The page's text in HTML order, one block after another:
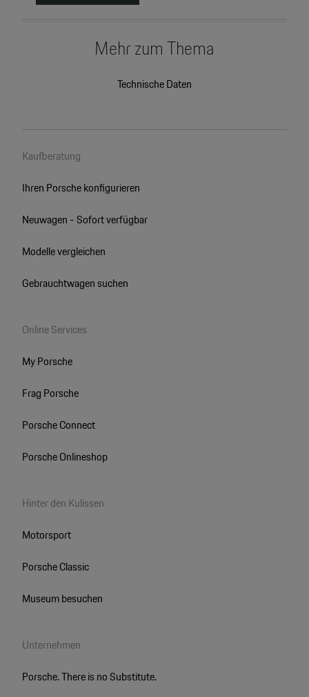
Mehr zum Thema
Technische Daten
Kaufberatung
Ihren Porsche konfigurieren
Neuwagen - Sofort verfügbar
Modelle vergleichen
Gebrauchtwagen suchen
Online Services
My Porsche
Frag Porsche
Porsche Connect
Porsche Onlineshop
Hinter den Kulissen
Motorsport
Porsche Classic
Museum besuchen
Unternehmen
Porsche. There is no Substitute.